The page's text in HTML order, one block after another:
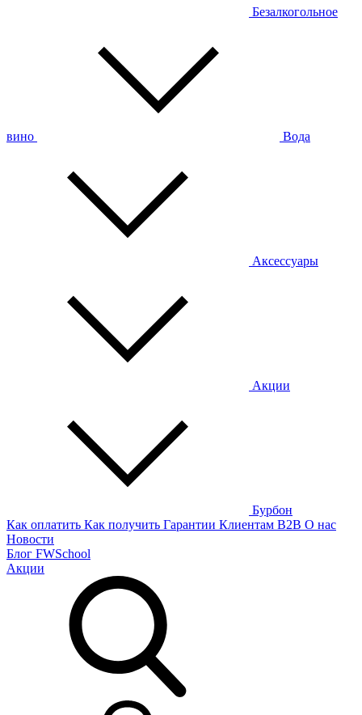
Безалкогольное
вино Вода
Аксессуары
Акции
Бурбон
Как оплатить Как получить Гарантии Клиентам B2B О нас
Новости
Блог FWSchool
Акции